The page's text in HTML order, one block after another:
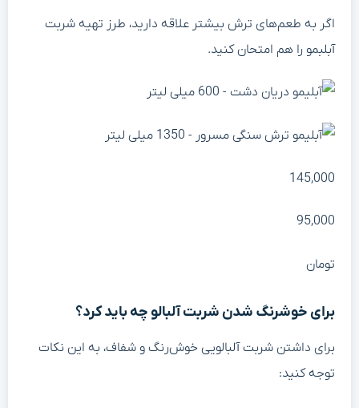
اگر به طعم‌های ترش بیشتر علاقه دارید، طرز تهیه شربت
آبلبمو را هم امتحان کنید.
145,000
95,000
تومان
برای خوشرنگ شدن شربت آلبالو چه باید کرد؟
برای داشتن شربت آلبالویی خوش‌رنگ و شفاف، به این نکات
توجه کنید: